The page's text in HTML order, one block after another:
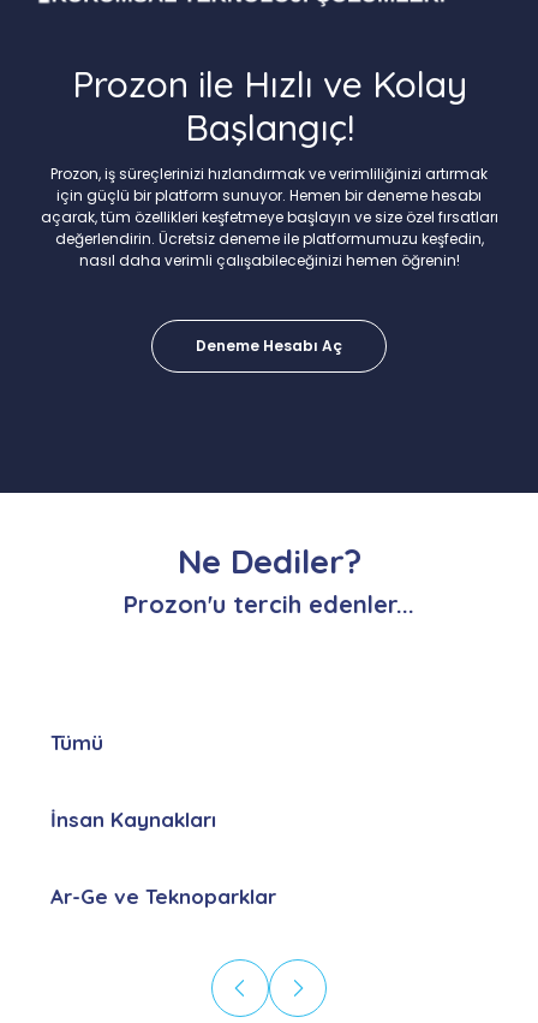
Prozon ile Hızlı ve Kolay
Başlangıç!
Prozon, iş süreçlerinizi hızlandırmak ve verimliliğinizi artırmak
için güçlü bir platform sunuyor. Hemen bir deneme hesabı
açarak, tüm özellikleri keşfetmeye başlayın ve size özel fırsatları
değerlendirin. Ücretsiz deneme ile platformumuzu keşfedin,
nasıl daha verimli çalışabileceğinizi hemen öğrenin!
Deneme Hesabı Aç
Ne Dediler?
Prozon'u tercih edenler...
Tümü
İnsan Kaynakları
Ar-Ge ve Teknoparklar